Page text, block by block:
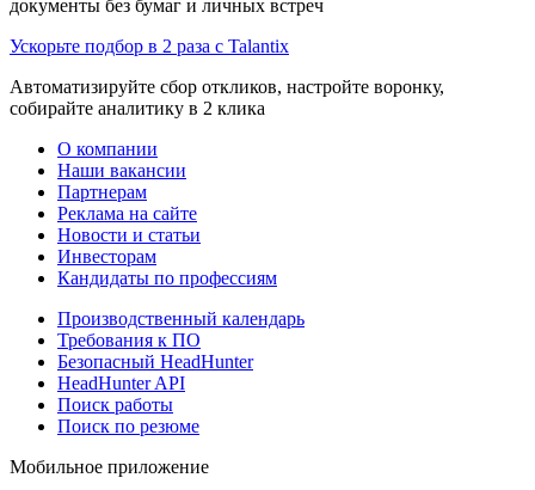
документы без бумаг и личных встреч
Ускорьте подбор в 2 раза с Talantix
Автоматизируйте сбор откликов, настройте воронку,
собирайте аналитику в 2 клика
О компании
Наши вакансии
Партнерам
Реклама на сайте
Новости и статьи
Инвесторам
Кандидаты по профессиям
Производственный календарь
Требования к ПО
Безопасный HeadHunter
HeadHunter API
Поиск работы
Поиск по резюме
Мобильное приложение